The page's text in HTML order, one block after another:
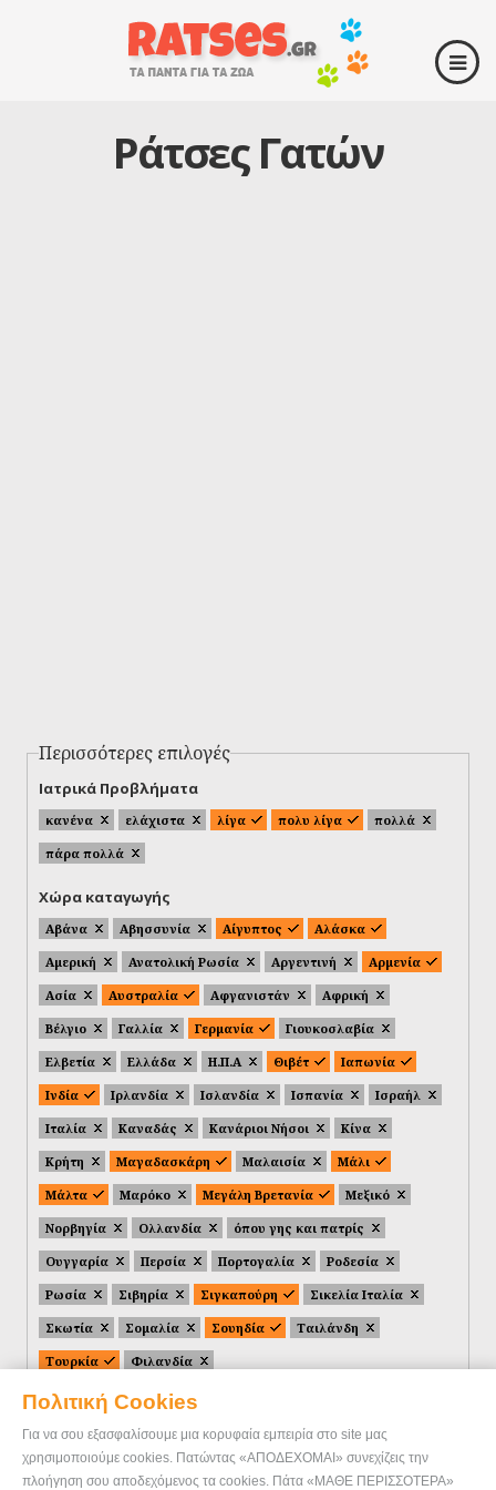
Πολιτική Cookies
Για να σου εξασφαλίσουμε μια κορυφαία εμπειρία στο site μας
χρησιμοποιούμε cookies. Πατώντας «ΑΠΟΔΕΧΟΜΑΙ» συνεχίζεις την
πλοήγηση σου αποδεχόμενος τα cookies. Πάτα «ΜΑΘΕ ΠΕΡΙΣΣΟΤΕΡΑ»
Ράτσες Γατών
Περισσότερες επιλογές
Ιατρικά Προβλήματα
κανένα ελάχιστα λίγα πολυ λίγα
πολλά
πάρα πολλά
Χώρα καταγωγής
Αβάνα Αβησσυνία Αίγυπτος
Αλάσκα
Αμερική
Ανατολική Ρωσία Αργεντινή
Αρμενία
Ασία
Αυστραλία Αφγανιστάν
Αφρική
Βέλγιο
Γαλλία Γερμανία
Γιουκοσλαβία
Ελβετία
Ελλάδα Η.Π.Α Θιβέτ
Ιαπωνία
Ινδία
Ιρλανδία Ισλανδία Ισπανία
Ισραήλ
Ιταλία
Καναδάς Κανάριοι Νήσοι
Κίνα
Κρήτη
Μαγαδασκάρη Μαλαισία
Μάλι
Μάλτα
Μαρόκο Μεγάλη Βρετανία
Μεξικό
Νορβηγία
Ολλανδία
όπου γης και πατρίς
Ουγγαρία
Περσία Πορτογαλία
Ροδεσία
Ρωσία
Σιβηρία Σιγκαπούρη
Σικελία Ιταλία
Σκωτία
Σομαλία Σουηδία
Ταιλάνδη
Τουρκία
Φιλανδία